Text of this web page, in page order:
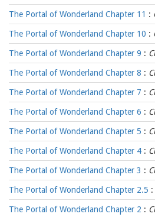
The Portal of Wonderland Chapter 11 :
The Portal of Wonderland Chapter 10 :
The Portal of Wonderland Chapter 9 :
The Portal of Wonderland Chapter 8 :
The Portal of Wonderland Chapter 7 :
The Portal of Wonderland Chapter 6 :
The Portal of Wonderland Chapter 5 :
The Portal of Wonderland Chapter 4 :
The Portal of Wonderland Chapter 3 :
The Portal of Wonderland Chapter 2.5 :
The Portal of Wonderland Chapter 2 :